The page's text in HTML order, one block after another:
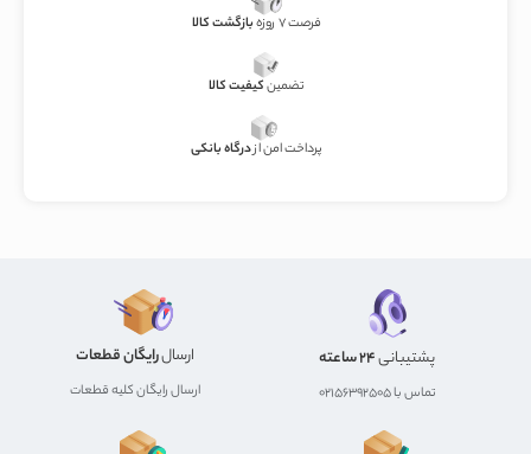
فرصت 7 روزه بازگشت کالا
تضمینکیفیت کالا
پرداخت امن ازدرگاه بانکی
پشتیبانی24 ساعته
تماس با 02156392505
ارسالرایگان قطعات
ارسال رایگان کلیه قطعات